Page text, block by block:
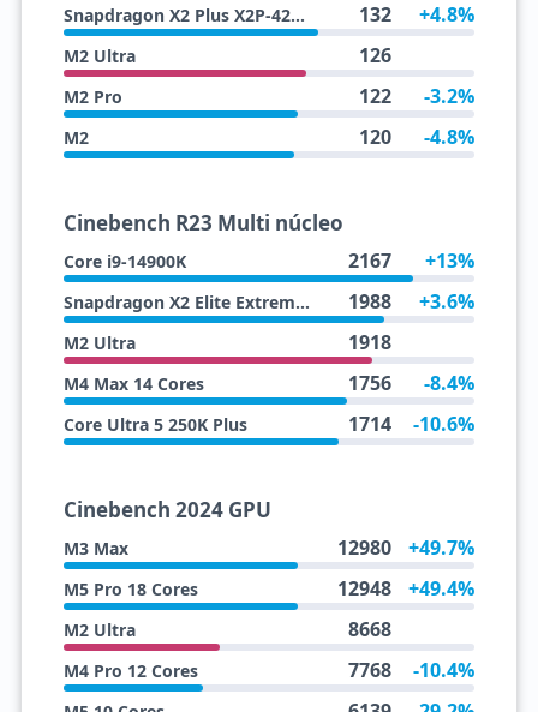
Snapdragon X2 Plus X2P-42-100 132 +4.8%
M2 Ultra 126
M2 Pro 122 -3.2%
M2 120 -4.8%
Cinebench R23 Multi núcleo
Core i9-14900K 2167 +13%
Snapdragon X2 Elite Extreme X2E-96-100 1988 +3.6%
M2 Ultra 1918
M4 Max 14 Cores 1756 -8.4%
Core Ultra 5 250K Plus 1714 -10.6%
Cinebench 2024 GPU
M3 Max 12980 +49.7%
M5 Pro 18 Cores 12948 +49.4%
M2 Ultra 8668
M4 Pro 12 Cores 7768 -10.4%